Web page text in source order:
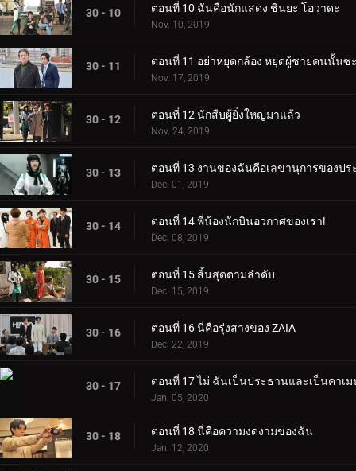
30 - 10 ตอนที่ 10 ฉันคือนักแสดง ชินยะ โอวาดะ
Nov. 10, 2019
30 - 11 ตอนที่ 11 อย่าหยุดกล้อง หยุดผู้ชายคนนั้นซ
Nov. 17, 2019
30 - 12 ตอนที่ 12 นักสืบผู้ยิ่งใหญ่มาแล้ว
Nov. 24, 2019
30 - 13 ตอนที่ 13 งานของฉันคือเลขานุการของป
Dec. 01, 2019
30 - 14 ตอนที่ 14 พี่น้องนักบินอวกาศของเรา!
Dec. 08, 2019
30 - 15 ตอนที่ 15 สิ้นสุดตามลำดับ
Dec. 15, 2019
30 - 16 ตอนที่ 16 นี่คือรุ่งสางของ ZAIA
Dec. 22, 2019
30 - 17 ตอนที่ 17 ไม่ ฉันเป็นประธานและเป็นคาเม
Jan. 05, 2020
30 - 18 ตอนที่ 18 นี่คือความงดงามของฉัน
Jan. 12, 2020